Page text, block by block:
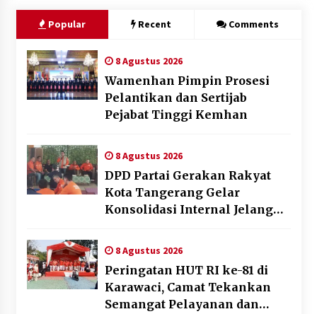
Popular Recent Comments
8 Agustus 2026
Wamenhan Pimpin Prosesi
Pelantikan dan Sertijab
Pejabat Tinggi Kemhan
8 Agustus 2026
DPD Partai Gerakan Rakyat
Kota Tangerang Gelar
Konsolidasi Internal Jelang
8 Agustus 2026
Peringatan HUT RI ke-81 di
Karawaci, Camat Tekankan
Semangat Pelayanan dan